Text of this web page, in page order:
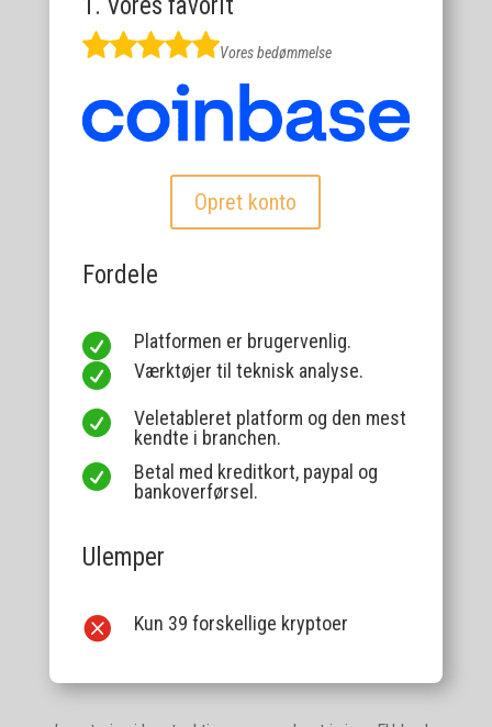
Vores bedømmelse
Opret konto
Fordele
 Platformen er brugervenlig.
 Værktøjer til teknisk analyse.

Veletableret platform og den mest
kendte i branchen.

Betal med kreditkort, paypal og
bankoverførsel.
Ulemper
 Kun 39 forskellige kryptoer